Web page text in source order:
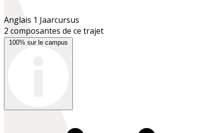
Anglais 1 Jaarcursus
2 composantes de ce trajet
100% sur le campus